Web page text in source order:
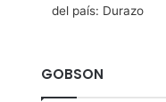
del país: Durazo
GOBSON